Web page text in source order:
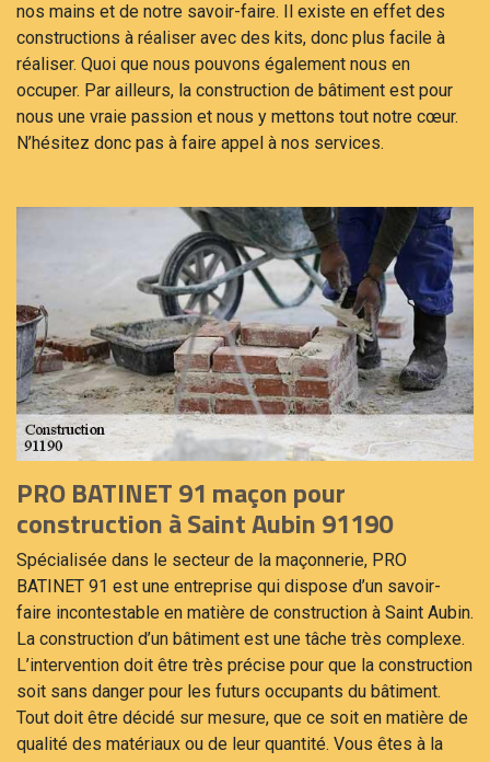
nos mains et de notre savoir-faire. Il existe en effet des
constructions à réaliser avec des kits, donc plus facile à
réaliser. Quoi que nous pouvons également nous en
occuper. Par ailleurs, la construction de bâtiment est pour
nous une vraie passion et nous y mettons tout notre cœur.
N’hésitez donc pas à faire appel à nos services.
PRO BATINET 91 maçon pour
construction à Saint Aubin 91190
Spécialisée dans le secteur de la maçonnerie, PRO
BATINET 91 est une entreprise qui dispose d’un savoir-
faire incontestable en matière de construction à Saint Aubin.
La construction d’un bâtiment est une tâche très complexe.
L’intervention doit être très précise pour que la construction
soit sans danger pour les futurs occupants du bâtiment.
Tout doit être décidé sur mesure, que ce soit en matière de
qualité des matériaux ou de leur quantité. Vous êtes à la